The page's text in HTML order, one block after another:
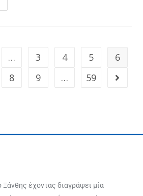
… 3 4 5
6
8 9 … 59
Ξάνθης έχοντας διαγράψει μία